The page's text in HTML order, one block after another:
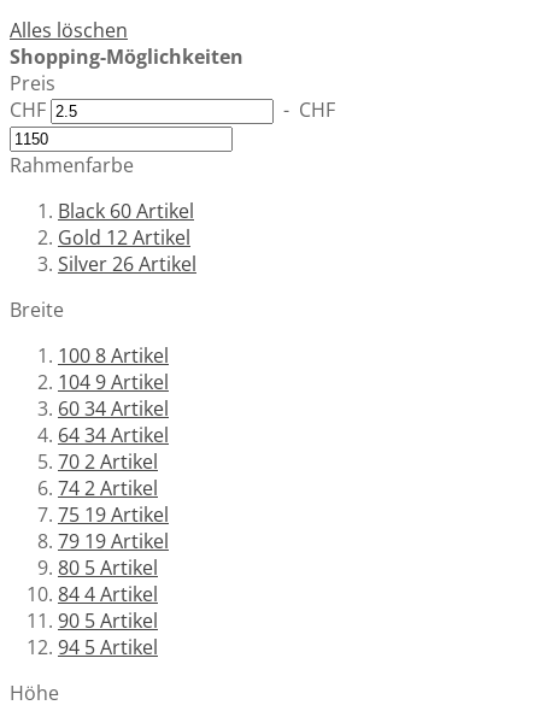
Alles löschen
Shopping-Möglichkeiten
Preis
CHF
- CHF
Rahmenfarbe
Black 60Artikel
Gold 12Artikel
Silver26Artikel
Breite
1008Artikel
1049Artikel
6034Artikel
6434Artikel
702Artikel
742Artikel
75 19Artikel
79 19Artikel
80 5Artikel
844Artikel
90 5Artikel
94 5Artikel
Höhe